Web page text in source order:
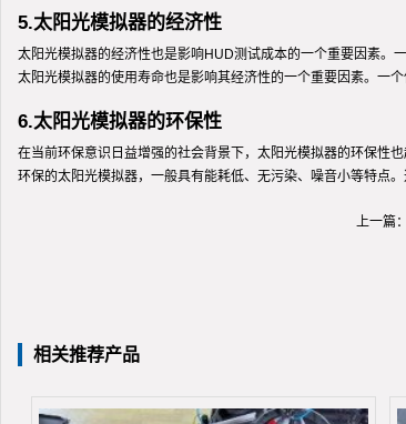
5.太阳光模拟器的经济性
太阳光模拟器的经济性也是影响HUD测试成本的一个重要因素。
太阳光模拟器的使用寿命也是影响其经济性的一个重要因素。一
6.太阳光模拟器的环保性
在当前环保意识日益增强的社会背景下，太阳光模拟器的环保性
环保的太阳光模拟器，一般具有能耗低、无污染、噪音小等特点
上一篇：
相关推荐产品